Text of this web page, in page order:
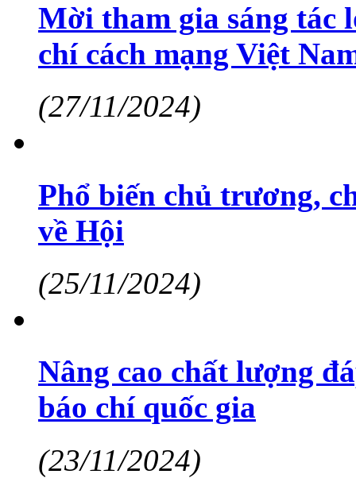
Mời tham gia sáng tác
chí cách mạng Việt
(27/11/2024)
Phổ biến chủ trương,
về Hội
(25/11/2024)
Nâng cao chất lượng
báo chí quốc gia
(23/11/2024)